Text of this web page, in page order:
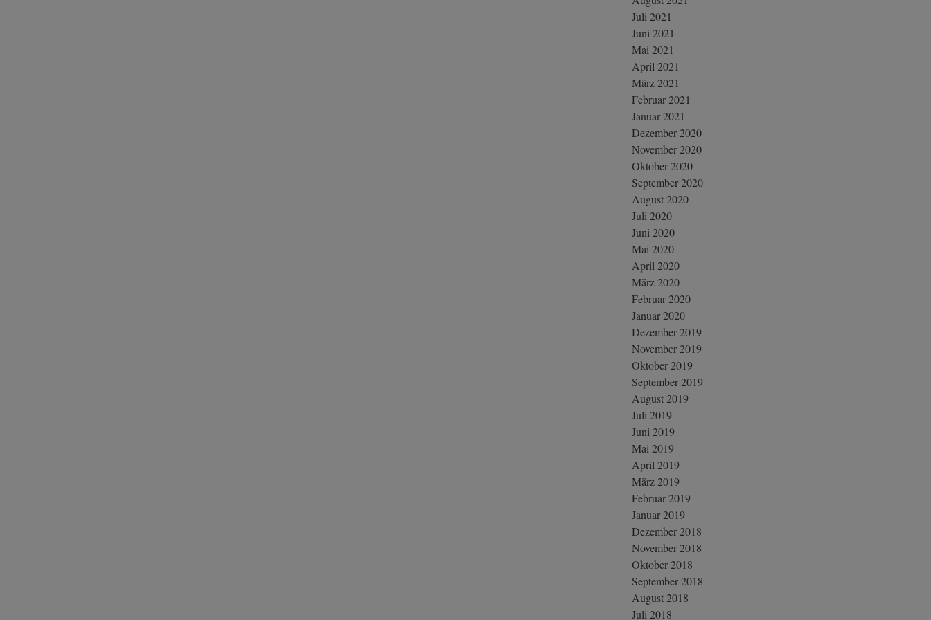
Juli 2021
Juni 2021
Mai 2021
April 2021
März 2021
Februar 2021
Januar 2021
Dezember 2020
November 2020
Oktober 2020
September 2020
August 2020
Juli 2020
Juni 2020
Mai 2020
April 2020
März 2020
Februar 2020
Januar 2020
Dezember 2019
November 2019
Oktober 2019
September 2019
August 2019
Juli 2019
Juni 2019
Mai 2019
April 2019
März 2019
Februar 2019
Januar 2019
Dezember 2018
November 2018
Oktober 2018
September 2018
August 2018
Juli 2018